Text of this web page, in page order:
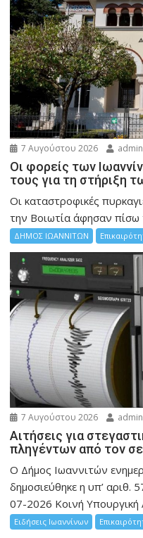
7 Αυγούστου 2026
Οι φορείς των
τους για τη στήριξη
Οι καταστροφικές
την Bοιωτία άφησαν
ΔΗΜΟΣ ΙΩΑΝΝΙΤΩΝ
7 Αυγούστου 2026
Αιτήσεις για
πληγέντων από τον
Ο Δήμος Ιωαννιτών
δημοσιεύθηκε η υπ’
07-2026 Κοινή
Ειδήσεις Ιωαννίνων